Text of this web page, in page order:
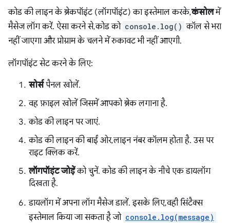
कोड की लाइन के ब्रेकपॉइंट (लॉगपॉइंट) का इस्तेमाल करके,कंसोलमें
मैसेज लॉग करें. ऐसा करने से, कोड को console.log() कॉल से भरा
नहीं जाएगा और प्रोग्राम के चलने में रुकावट भी नहीं आएगी.
लॉगपॉइंट सेट करने के लिए:
सोर्सपैनल खोलें.
वह फ़ाइल खोलें जिसमें आपको ब्रेक लगाना है.
कोड की लाइन पर जाएं.
कोड की लाइन की बाईं ओर, लाइन नंबर कॉलम होता है. उस पर
राइट क्लिक करें.
लॉगपॉइंट जोड़ेंको चुनें. कोड की लाइन के नीचे एक डायलॉग
दिखता है.
डायलॉग में अपना लॉग मैसेज डालें. इसके लिए, वही सिंटैक्स
इस्तेमाल किया जा सकता है जो console.log(message)